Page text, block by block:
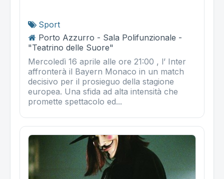
Sport
Porto Azzurro - Sala Polifunzionale -
"Teatrino delle Suore"
Mercoledì 16 aprile alle ore 21:00 , l’ Inter
affronterà il Bayern Monaco in un match
decisivo per il prosieguo della stagione
europea. Una sfida ad alta intensità che
promette spettacolo ed...